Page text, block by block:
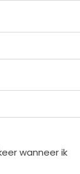
wanneer ik